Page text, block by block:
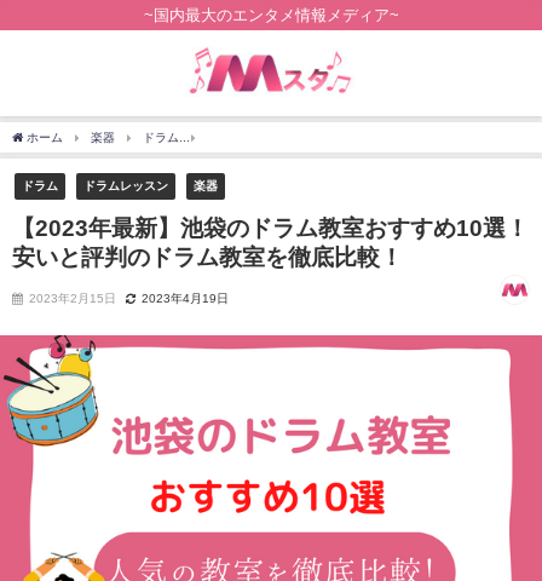
~国内最大のエンタメ情報メディア~
ホーム 楽器 ドラム
ドラム ドラムレッスン 楽器
【2023年最新】池袋のドラム教室おすすめ10選！
安いと評判のドラム教室を徹底比較！
2023年2月15日 2023年4月19日